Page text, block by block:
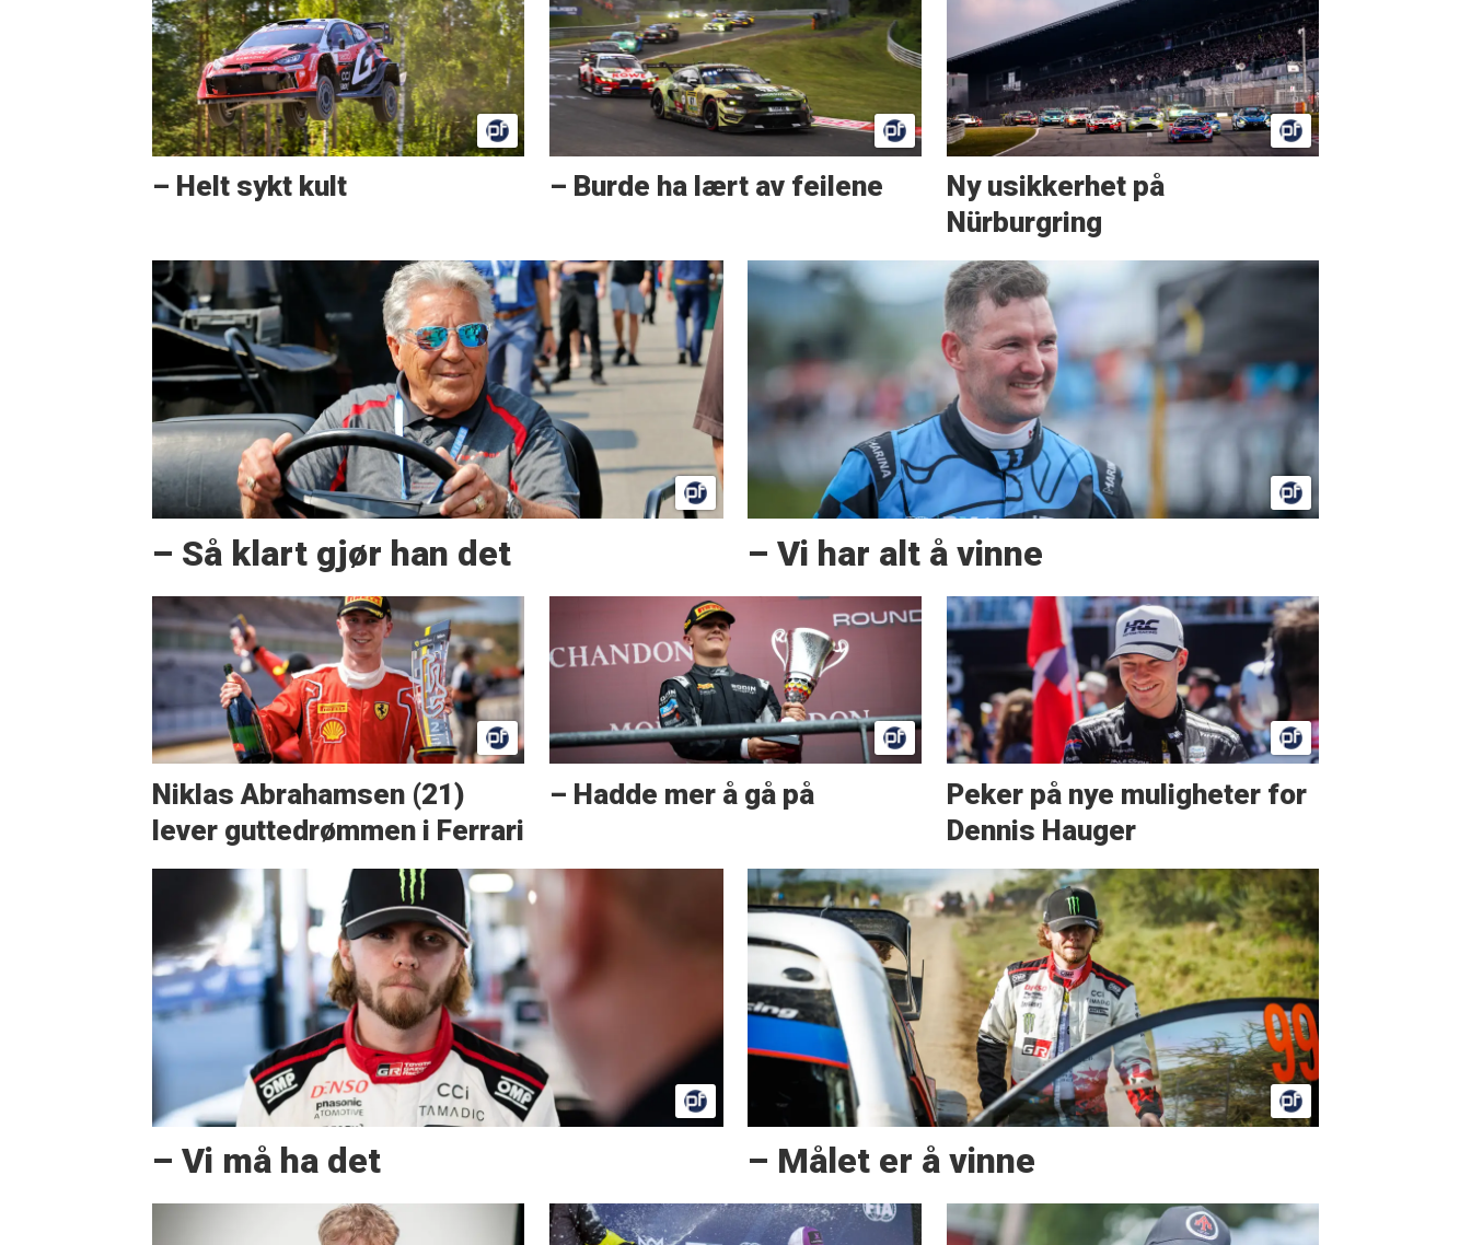
– Helt sykt kult – Burde ha lært av feilene
Ny usikkerhet på
Nürburgring
– Så klart gjør han det – Vi har alt å vinne
Niklas Abrahamsen (21)
lever guttedrømmen i Ferrari
– Hadde mer å gå på
Peker på nye muligheter for
Dennis Hauger
– Vi må ha det – Målet er å vinne